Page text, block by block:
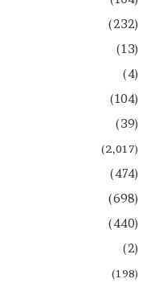
(232)
(13)
(4)
(104)
(39)
(2,017)
(474)
(698)
(440)
(2)
(198)